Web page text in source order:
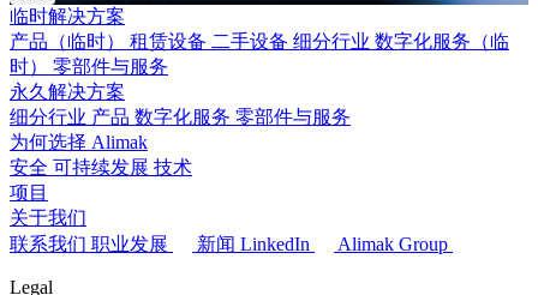
临时解决方案
产品（临时）
租赁设备 二手设备 细分行业 数字化服务（临
时）
零部件与服务
永久解决方案
细分行业 产品 数字化服务 零部件与服务
为何选择 Alimak
安全 可持续发展 技术
项目
关于我们
联系我们 职业发展 新闻 LinkedIn Alimak Group
Legal